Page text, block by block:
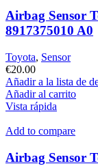
Airbag Sensor
8917375010 A0
Toyota, Sensor
€20.00
Añadir a la lista de
Añadir al carrito
Vista rápida
Add to compare
Airbag Sensor